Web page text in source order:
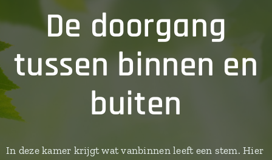
De doorgang
tussen binnen en
buiten
In deze kamer krijgt wat vanbinnen leeft een stem. Hier